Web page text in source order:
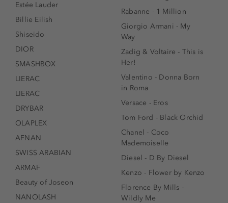
Estée Lauder
Billie Eilish
Shiseido
DIOR
SMASHBOX
LIERAC
LIERAC
DRYBAR
OLAPLEX
AFNAN
SWISS ARABIAN
ARMAF
Beauty of Joseon
NANOLASH
Rabanne - 1 Million
Giorgio Armani - My
Way
Zadig & Voltaire - This is
Her!
Valentino - Donna Born
in Roma
Versace - Eros
Tom Ford - Black Orchid
Chanel - Coco
Mademoiselle
Diesel - D By Diesel
Kenzo - Flower by Kenzo
Florence By Mills -
Wildly Me